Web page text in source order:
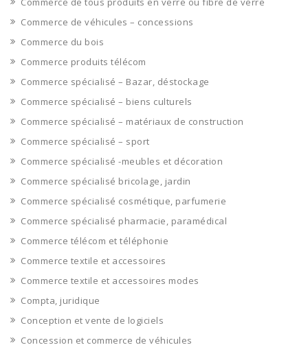
Commerce de véhicules – concessions
Commerce du bois
Commerce produits télécom
Commerce spécialisé – Bazar, déstockage
Commerce spécialisé – biens culturels
Commerce spécialisé – matériaux de construction
Commerce spécialisé – sport
Commerce spécialisé -meubles et décoration
Commerce spécialisé bricolage, jardin
Commerce spécialisé cosmétique, parfumerie
Commerce spécialisé pharmacie, paramédical
Commerce télécom et téléphonie
Commerce textile et accessoires
Commerce textile et accessoires modes
Compta, juridique
Conception et vente de logiciels
Concession et commerce de véhicules